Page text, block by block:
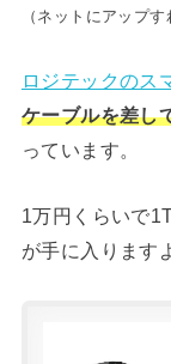
（ネットにアップ
ロジテックのス
ケーブルを差し
っています。
1万円くらいで
が手に入ります